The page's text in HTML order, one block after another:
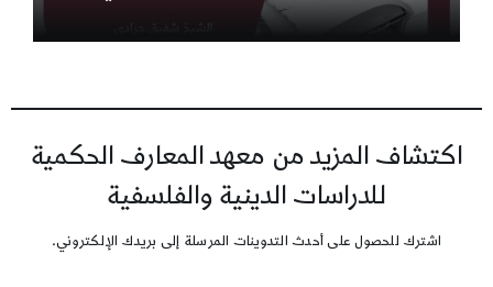
اكتشاف المزيد من معهد المعارف الحكمية
للدراسات الدينية والفلسفية
اشترك للحصول على أحدث التدوينات المرسلة إلى بريدك الإلكتروني.